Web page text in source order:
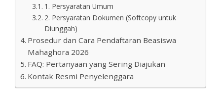
1. Persyaratan Umum
2. Persyaratan Dokumen (Softcopy untuk
Diunggah)
Prosedur dan Cara Pendaftaran Beasiswa
Mahaghora 2026
FAQ: Pertanyaan yang Sering Diajukan
Kontak Resmi Penyelenggara